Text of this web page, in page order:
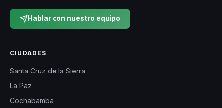
Hablar con nuestro equipo
CIUDADES
Santa Cruz de la Sierra
La Paz
Cochabamba